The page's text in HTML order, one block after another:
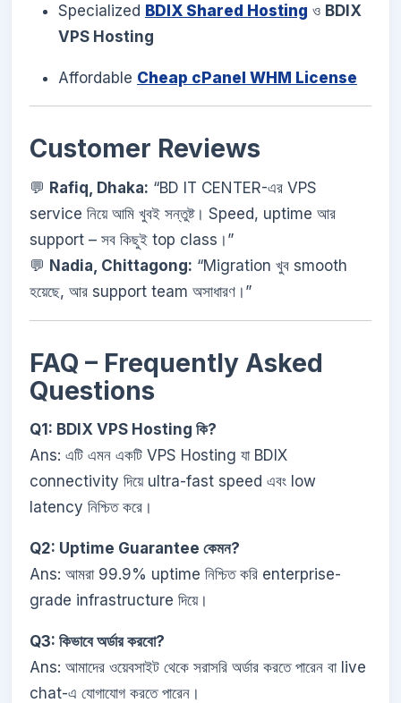
Specialized BDIX Shared Hosting ও BDIX
VPS Hosting
Affordable Cheap cPanel WHM License
Customer Reviews
💬 Rafiq, Dhaka: “BD IT CENTER-এর VPS
service নিয়ে আমি খুবই সন্তুষ্ট। Speed, uptime আর
support – সব কিছুই top class।”
💬 Nadia, Chittagong: “Migration খুব smooth
হয়েছে, আর support team অসাধারণ।”
FAQ – Frequently Asked
Questions
Q1: BDIX VPS Hosting কি?
Ans: এটি এমন একটি VPS Hosting যা BDIX
connectivity দিয়ে ultra-fast speed এবং low
latency নিশ্চিত করে।
Q2: Uptime Guarantee কেমন?
Ans: আমরা 99.9% uptime নিশ্চিত করি enterprise-
grade infrastructure দিয়ে।
Q3: কিভাবে অর্ডার করবো?
Ans: আমাদের ওয়েবসাইট থেকে সরাসরি অর্ডার করতে পারেন বা live
chat-এ যোগাযোগ করতে পারেন।